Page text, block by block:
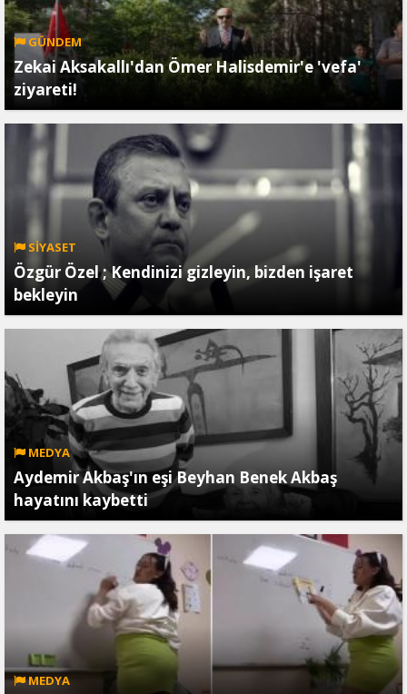
GÜNDEM
Zekai Aksakallı'dan Ömer Halisdemir'e 'vefa'
ziyareti!
SİYASET
Özgür Özel ; Kendinizi gizleyin, bizden işaret
bekleyin
MEDYA
Aydemir Akbaş'ın eşi Beyhan Benek Akbaş
hayatını kaybetti
MEDYA